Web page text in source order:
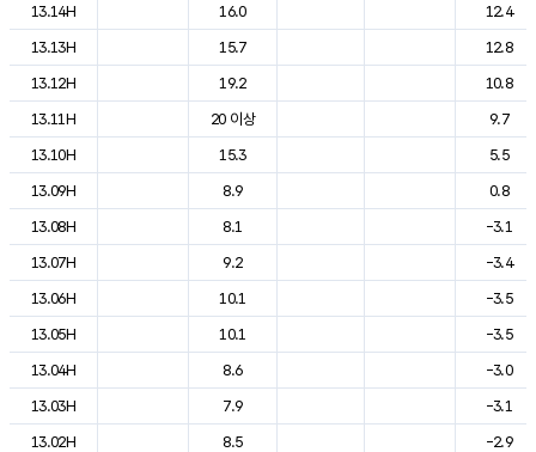
13.14H
16.0
12.4
13.13H
15.7
12.8
13.12H
19.2
10.8
13.11H
20 이상
9.7
13.10H
15.3
5.5
13.09H
8.9
0.8
13.08H
8.1
-3.1
13.07H
9.2
-3.4
13.06H
10.1
-3.5
13.05H
10.1
-3.5
13.04H
8.6
-3.0
13.03H
7.9
-3.1
13.02H
8.5
-2.9